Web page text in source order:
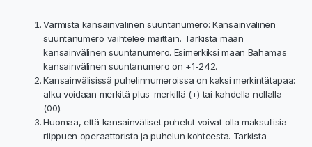
Varmista kansainvälinen suuntanumero: Kansainvälinen
suuntanumero vaihtelee maittain. Tarkista maan
kansainvälinen suuntanumero. Esimerkiksi maan Bahamas
kansainvälinen suuntanumero on +1-242.
Kansainvälisissä puhelinnumeroissa on kaksi merkintätapaa:
alku voidaan merkitä plus-merkillä (+) tai kahdella nollalla
(00).
Huomaa, että kansainväliset puhelut voivat olla maksullisia
riippuen operaattorista ja puhelun kohteesta. Tarkista